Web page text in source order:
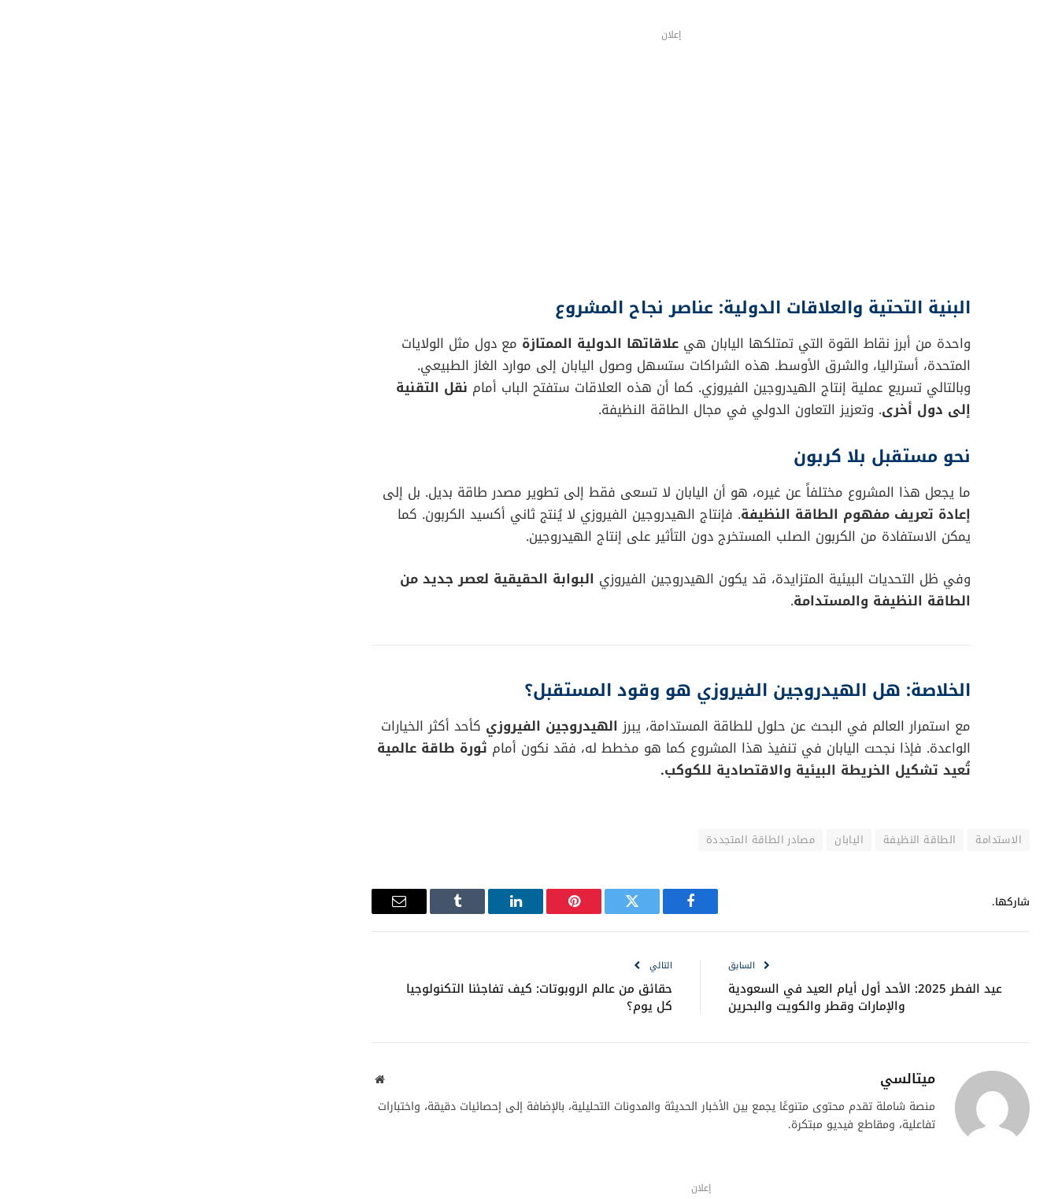
إعلان
البنية التحتية والعلاقات الدولية: عناصر نجاح المشروع
واحدة من أبرز نقاط القوة التي تمتلكها اليابان هي علاقاتها الدولية الممتازة مع دول مثل الولايات
المتحدة، أستراليا، والشرق الأوسط. هذه الشراكات ستسهل وصول اليابان إلى موارد الغاز الطبيعي.
وبالتالي تسريع عملية إنتاج الهيدروجين الفيروزي. كما أن هذه العلاقات ستفتح الباب أمام نقل التقنية
إلى دول أخرى. وتعزيز التعاون الدولي في مجال الطاقة النظيفة.
نحو مستقبل بلا كربون
ما يجعل هذا المشروع مختلفاً عن غيره، هو أن اليابان لا تسعى فقط إلى تطوير مصدر طاقة بديل. بل إلى
إعادة تعريف مفهوم الطاقة النظيفة. فإنتاج الهيدروجين الفيروزي لا يُنتج ثاني أكسيد الكربون. كما
يمكن الاستفادة من الكربون الصلب المستخرج دون التأثير على إنتاج الهيدروجين.
وفي ظل التحديات البيئية المتزايدة، قد يكون الهيدروجين الفيروزي البوابة الحقيقية لعصر جديد من
الطاقة النظيفة والمستدامة.
الخلاصة: هل الهيدروجين الفيروزي هو وقود المستقبل؟
مع استمرار العالم في البحث عن حلول للطاقة المستدامة، يبرزالهيدروجين الفيروزي كأحد أكثر الخيارات
الواعدة. فإذا نجحت اليابان في تنفيذ هذا المشروع كما هو مخطط له، فقد نكون أمام ثورة طاقة عالمية
تُعيد تشكيل الخريطة البيئية والاقتصادية للكوكب.
الاستدامة الطاقة النظيفة اليابان مصادر الطاقة المتجددة
شاركها.
فيسبوك تويتر بينتيريستلينكدإن Tumblr
البريد
السابق
عيد الفطر 2025: الأحد أول أيام العيد في السعودية
والإمارات وقطر والكويت والبحرين
التالي
حقائق من عالم الروبوتات: كيف تفاجئنا التكنولوجيا
كل يوم؟
ميتالسي
موقع
منصة شاملة تقدم محتوى متنوعًا يجمع بين الأخبار الحديثة والمدونات التحليلية، بالإضافة إلى إحصائيات دقيقة، واختبارات
تفاعلية، ومقاطع فيديو مبتكرة.
إعلان